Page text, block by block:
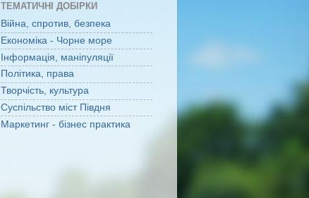
ТЕМАТИЧНІ ДОБІРКИ
Війна, спротив, безпека
Економіка - Чорне море
Інформація, маніпуляції
Політика, права
Творчість, культура
Суспільство міст Півдня
Маркетинг - бізнес практика